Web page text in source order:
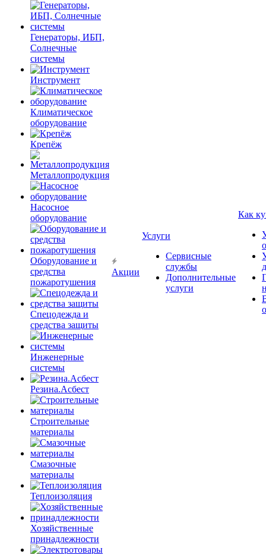
Генераторы, ИБП,
Солнечные
системы
Инструмент
Климатическое
оборудование
Крепёж
Металлопродукция
Насосное
оборудование
Оборудование и
средства
пожаротушения
Спецодежда и
средства защиты
Инженерные
системы
Резина.Асбест
Строительные
материалы
Смазочные
материалы
Теплоизоляция
Хозяйственные
принадлежности
Акции
Услуги
Сервисные
службы
Дополнительные
услуги
Как